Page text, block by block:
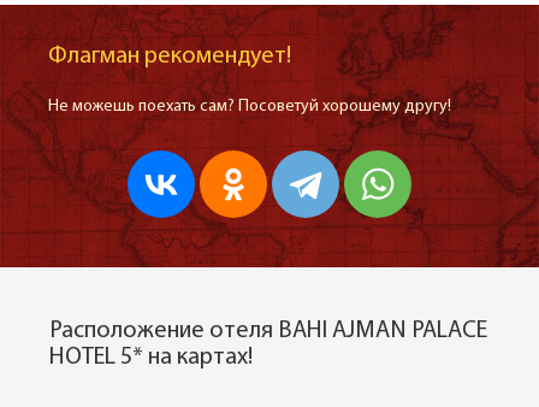
Флагман рекомендует!
Не можешь поехать сам? Посоветуй хорошему другу!
Расположение отеля BAHI AJMAN PALACE
HOTEL 5* на картах!